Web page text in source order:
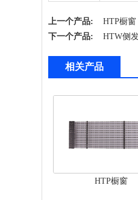
上一个产品:
HTP橱窗
下一个产品:
HTW侧
相关产品
HTP橱窗